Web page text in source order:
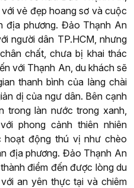
vẻ đẹp hoang sơ và cuộc
địa phương. Đảo Thạnh An
người dân TP.HCM, nhưng
chất, chưa bị khai thác
với Thạnh An, du khách sẽ
thanh bình của làng chài
dị của ngư dân. Bên cạnh
trong làn nước trong xanh,
phong cảnh thiên nhiên
hoạt động thú vị như chèo
địa phương. Đảo Thạnh An
điểm đến được lòng du
an yên thực tại và chiêm